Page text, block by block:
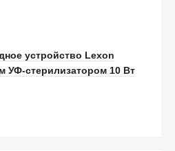
устройство Lexon
УФ-стерилизатором 10 Вт